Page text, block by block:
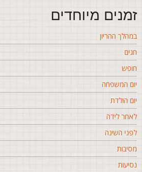
מיוחדים
ההריון
המשפחה
הולדת
לידה
השינה